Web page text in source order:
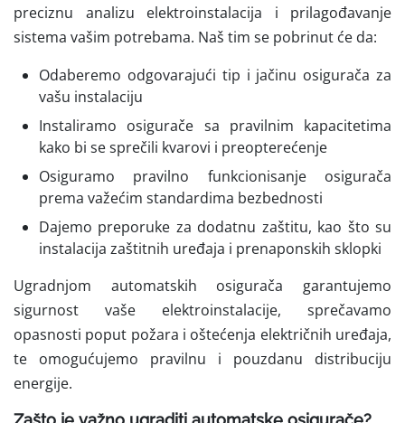
preciznu analizu elektroinstalacija i prilagođavanje
sistema vašim potrebama. Naš tim se pobrinut će da:
Odaberemo odgovarajući tip i jačinu osigurača za
vašu instalaciju
Instaliramo osigurače sa pravilnim kapacitetima
kako bi se sprečili kvarovi i preopterećenje
Osiguramo pravilno funkcionisanje osigurača
prema važećim standardima bezbednosti
Dajemo preporuke za dodatnu zaštitu, kao što su
instalacija zaštitnih uređaja i prenaponskih sklopki
Ugradnjom automatskih osigurača garantujemo
sigurnost vaše elektroinstalacije, sprečavamo
opasnosti poput požara i oštećenja električnih uređaja,
te omogućujemo pravilnu i pouzdanu distribuciju
energije.